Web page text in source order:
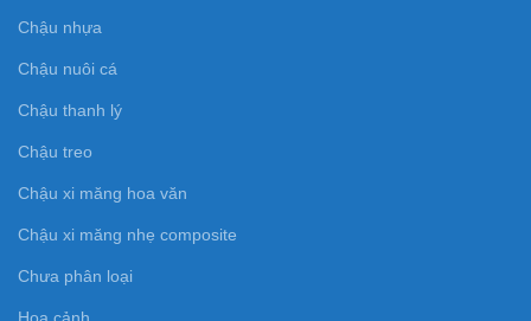
Chậu nhựa
Chậu nuôi cá
Chậu thanh lý
Chậu treo
Chậu xi măng hoa văn
Chậu xi măng nhẹ composite
Chưa phân loại